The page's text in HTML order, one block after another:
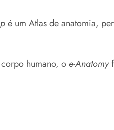
é um Atlas de anatomia,
humano, o e-Anatomy